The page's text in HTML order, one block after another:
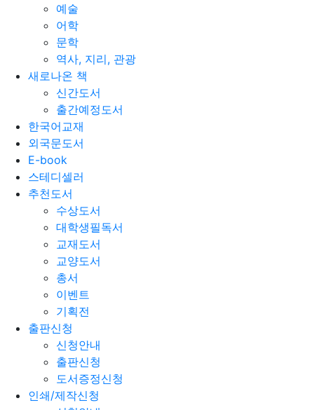
예술
어학
문학
역사, 지리, 관광
새로나온 책
신간도서
출간예정도서
한국어교재
외국문도서
E-book
스테디셀러
추천도서
수상도서
대학생필독서
교재도서
교양도서
총서
이벤트
기획전
출판신청
신청안내
출판신청
도서증정신청
인쇄/제작신청